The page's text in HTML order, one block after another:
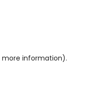
more information).